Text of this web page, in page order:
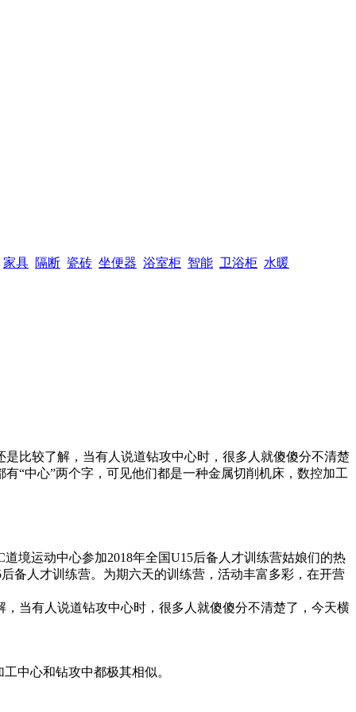
家具 隔断 瓷砖 坐便器 浴室柜 智能 卫浴柜 水暖
比较了解，当有人说道钻攻中心时，很多人就傻傻分不清楚
中心”两个字，可见他们都是一种金属切削机床，数控加工
境运动中心参加2018年全国U15后备人才训练营姑娘们的热
备人才训练营。为期六天的训练营，活动丰富多彩，在开营
当有人说道钻攻中心时，很多人就傻傻分不清楚了，今天横
中心和钻攻中都极其相似。